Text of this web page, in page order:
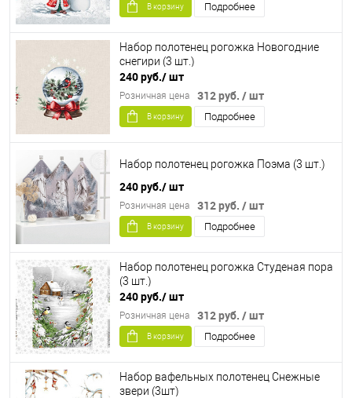
В корзину Подробнее
Набор полотенец рогожка Новогодние
снегири (3 шт.)
240 руб./ шт
312 руб. / шт
Розничная цена
В корзину Подробнее
Набор полотенец рогожка Поэма (3 шт.)
240 руб./ шт
312 руб. / шт
Розничная цена
В корзину Подробнее
Набор полотенец рогожка Студеная пора
(3 шт.)
240 руб./ шт
312 руб. / шт
Розничная цена
В корзину Подробнее
Набор вафельных полотенец Снежные
звери (3шт)